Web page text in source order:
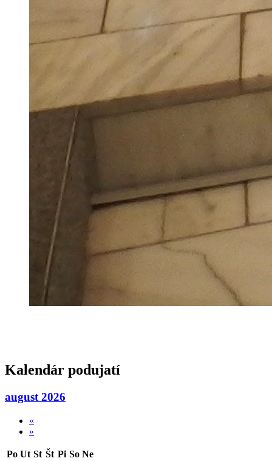
Kalendár podujatí
august 2026
«
»
Po Ut St Št Pi So Ne